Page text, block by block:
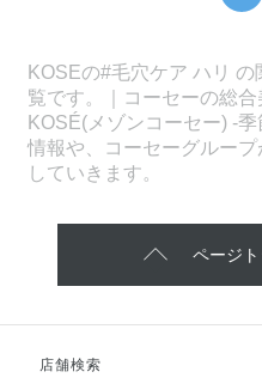
KOSEの#毛穴ケア ハリ
覧です。｜コーセーの総
KOSÉ(メゾンコーセー) -
情報や、コーセーグルー
していきます。
ページ
店舗検索